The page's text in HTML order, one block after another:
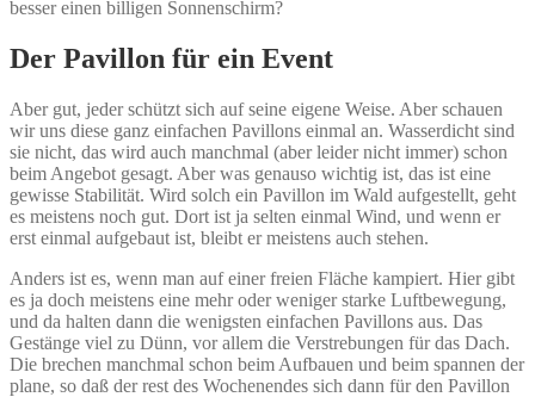
besser einen billigen Sonnenschirm?
Der Pavillon für ein Event
Aber gut, jeder schützt sich auf seine eigene Weise. Aber schauen
wir uns diese ganz einfachen Pavillons einmal an. Wasserdicht sind
sie nicht, das wird auch manchmal (aber leider nicht immer) schon
beim Angebot gesagt. Aber was genauso wichtig ist, das ist eine
gewisse Stabilität. Wird solch ein Pavillon im Wald aufgestellt, geht
es meistens noch gut. Dort ist ja selten einmal Wind, und wenn er
erst einmal aufgebaut ist, bleibt er meistens auch stehen.
Anders ist es, wenn man auf einer freien Fläche kampiert. Hier gibt
es ja doch meistens eine mehr oder weniger starke Luftbewegung,
und da halten dann die wenigsten einfachen Pavillons aus. Das
Gestänge viel zu Dünn, vor allem die Verstrebungen für das Dach.
Die brechen manchmal schon beim Aufbauen und beim spannen der
plane, so daß der rest des Wochenendes sich dann für den Pavillon